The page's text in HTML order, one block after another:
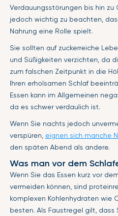
Verdauungsstörungen bis hin zu
jedoch wichtig zu beachten,
Nahrung eine Rolle spielt.
Sie sollten auf zuckerreiche
und Süßigkeiten verzichten, da
zum falschen Zeitpunkt in die
Ihren erholsamen Schlaf
Essen kann im Allgemeinen
da es schwer verdaulich ist.
Wenn Sie nachts jedoch
verspüren, eignen sich manche
den späten Abend als andere.
Was man vor dem
Wenn Sie das Essen kurz vor
vermeiden können, sind
komplexen Kohlenhydraten wie
besten. Als Faustregel gilt, dass